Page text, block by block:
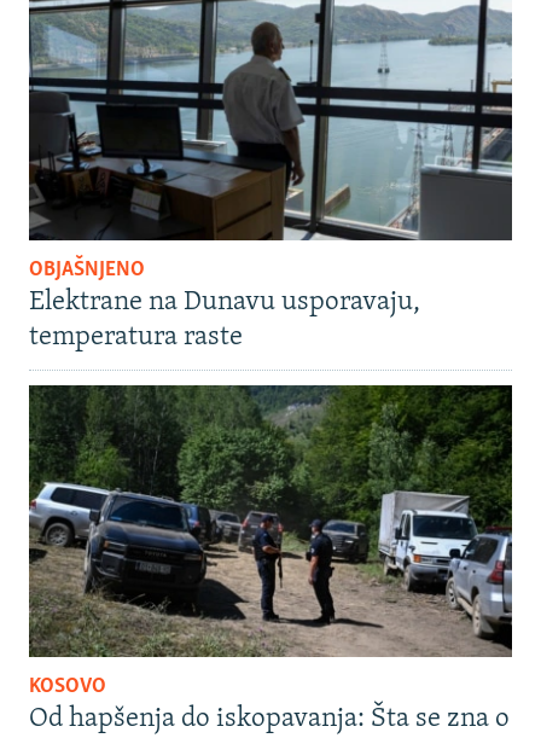
OBJAŠNJENO
Elektrane na Dunavu usporavaju,
temperatura raste
KOSOVO
Od hapšenja do iskopavanja: Šta se zna o